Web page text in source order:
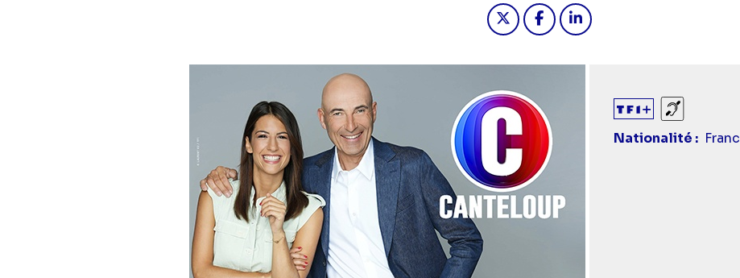
Partager "2023-11-22 21:00 -
Partager "2023-11-22
Sourds et
Nationalité